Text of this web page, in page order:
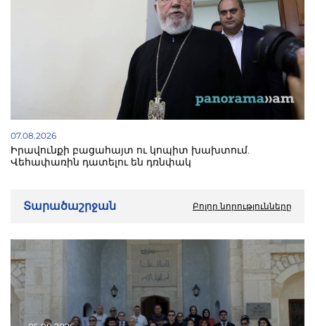
07.08.2026
Իրավունքի բացահայտ ու կոպիտ խախտում.
Վեհափառին դատելու են դռնփակ
Տարածաշրջան Բոլոր նորությունները